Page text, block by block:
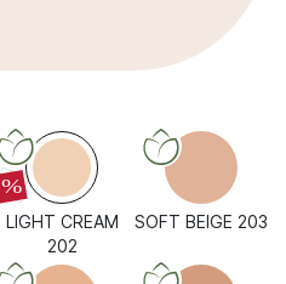
%
LIGHT CREAM
202
SOFT BEIGE 203